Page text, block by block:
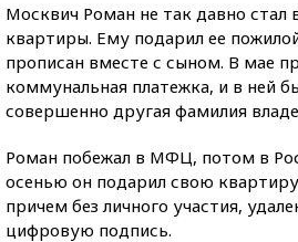
Москвич Роман не так давно стал
квартиры. Ему подарил ее
прописан вместе с сыном. В мае
коммунальная платежка, и в ней
совершенно другая фамилия
Роман побежал в МФЦ, потом в
осенью он подарил свою
причем без личного участия,
цифровую подпись.